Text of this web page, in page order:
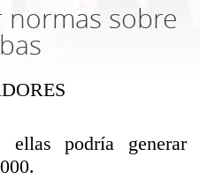
normas sobre
podría generar